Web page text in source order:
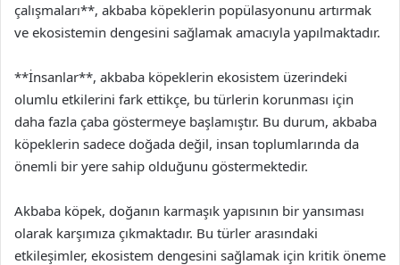
çalışmaları**, akbaba köpeklerin popülasyonunu artırmak
ve ekosistemin dengesini sağlamak amacıyla yapılmaktadır.
**İnsanlar**, akbaba köpeklerin ekosistem üzerindeki
olumlu etkilerini fark ettikçe, bu türlerin korunması için
daha fazla çaba göstermeye başlamıştır. Bu durum, akbaba
köpeklerin sadece doğada değil, insan toplumlarında da
önemli bir yere sahip olduğunu göstermektedir.
Akbaba köpek, doğanın karmaşık yapısının bir yansıması
olarak karşımıza çıkmaktadır. Bu türler arasındaki
etkileşimler, ekosistem dengesini sağlamak için kritik öneme